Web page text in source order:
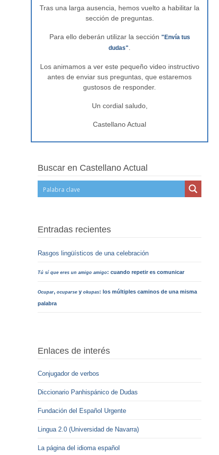
Tras una larga ausencia, hemos vuelto a habilitar la
sección de preguntas.
Para ello deberán utilizar la sección "Envía tus
dudas"
Los animamos a ver este pequeño video instructivo
antes de enviar sus preguntas, que estaremos
gustosos de responder.
Un cordial saludo,
Castellano Actual
Buscar en Castellano Actual
Entradas recientes
Rasgos lingüísticos de una celebración
Tú sí que eres un amigo amigo: cuando repetir es comunicar
Ocupar,ocuparse yokupas: los múltiples caminos de una misma
palabra
Enlaces de interés
Conjugador de verbos
Diccionario Panhispánico de Dudas
Fundación del Español Urgente
Lingua 2.0 (Universidad de Navarra)
La página del idioma español